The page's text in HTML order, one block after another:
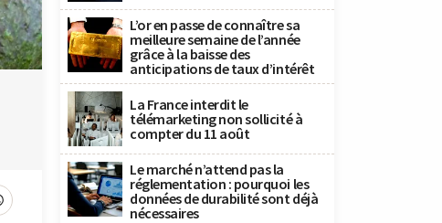
L’or en passe de connaître sa
meilleure semaine de l’année
grâce à la baisse des
anticipations de taux d’intérêt
La France interdit le
télémarketing non sollicité à
compter du 11 août
Le marché n’attend pas la
réglementation : pourquoi les
données de durabilité sont déjà
nécessaires